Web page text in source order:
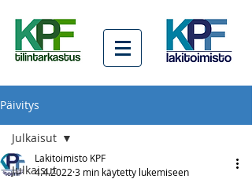
Päivitys
Julkaisut
Julkaisut
Lakitoimisto KPF
4.4.2022 3 min käytetty lukemiseen